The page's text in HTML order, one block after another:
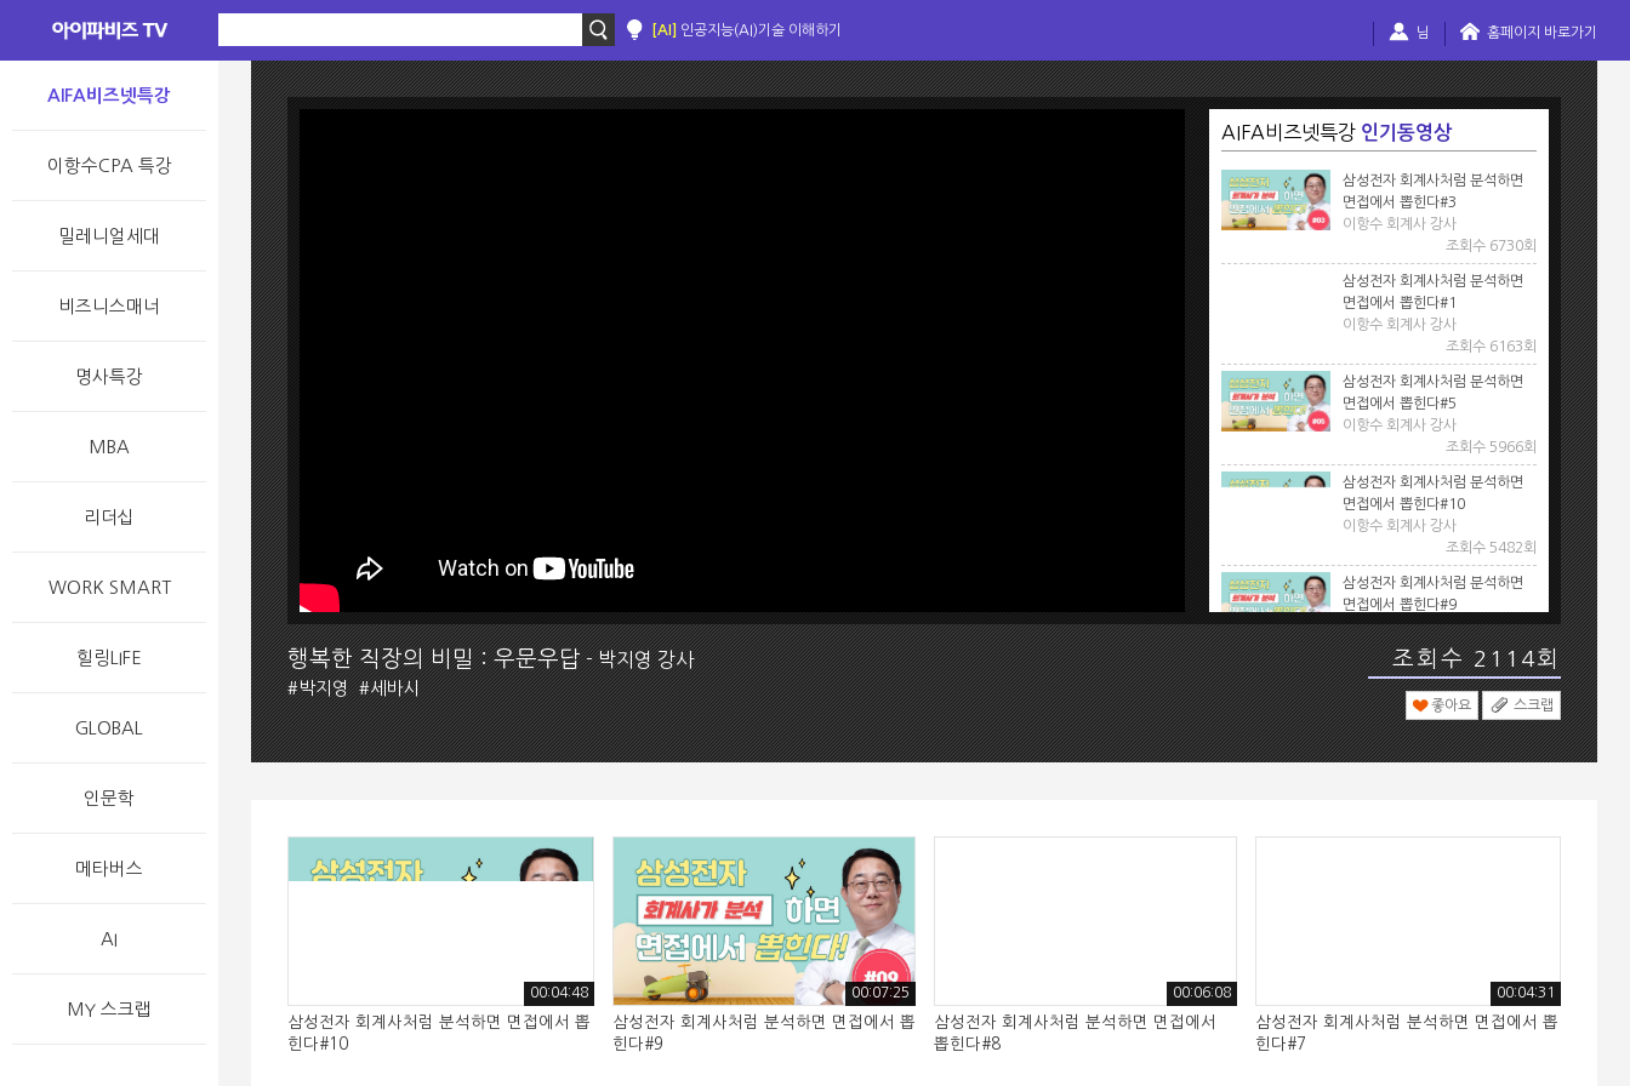
AIFA비즈넷특강
이항수CPA 특강
밀레니얼세대
비즈니스매너
명사특강
MBA
리더십
WORK SMART
힐링LIFE
GLOBAL
인문학
메타버스
AI
MY 스크랩
[AI] 인공지능(AI)기술 이해하기 님 홈페이지 바로가기
AIFA비즈넷특강 인기동영상
삼성전자 회계사처럼 분석하면
면접에서 뽑힌다#3
이항수 회계사 강사
조회수 6730회
삼성전자 회계사처럼 분석하면
면접에서 뽑힌다#1
이항수 회계사 강사
조회수 6163회
삼성전자 회계사처럼 분석하면
면접에서 뽑힌다#5
이항수 회계사 강사
조회수 5966회
삼성전자 회계사처럼 분석하면
면접에서 뽑힌다#10
이항수 회계사 강사
조회수 5482회
삼성전자 회계사처럼 분석하면
면접에서 뽑힌다#9
이항수 회계사 강사
조회수 5440회
삼성전자 회계사처럼 분석하면
면접에서 뽑힌다#4
이항수 회계사 강사
조회수 5404회
삼성전자 회계사처럼 분석하면
면접에서 뽑힌다#8
이항수 회계사 강사
행복한 직장의 비밀 : 우문우답- 박지영 강사
#박지영#세바시
조회수 2114회
좋아요 스크랩
00:04:48
삼성전자 회계사처럼 분석하면 면접에서 뽑
힌다#10
00:07:25
삼성전자 회계사처럼 분석하면 면접에서 뽑
힌다#9
00:06:08
삼성전자 회계사처럼 분석하면 면접에서
뽑힌다#8
00:04:31
삼성전자 회계사처럼 분석하면 면접에서 뽑
힌다#7